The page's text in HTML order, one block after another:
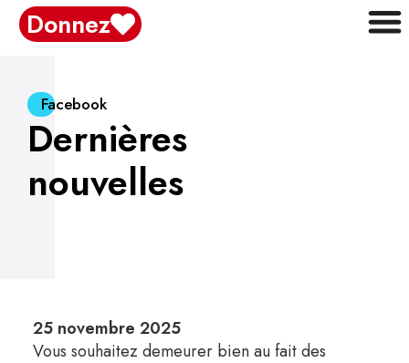
Donnez
Facebook
Dernières
nouvelles
25 novembre 2025
Vous souhaitez demeurer bien au fait des